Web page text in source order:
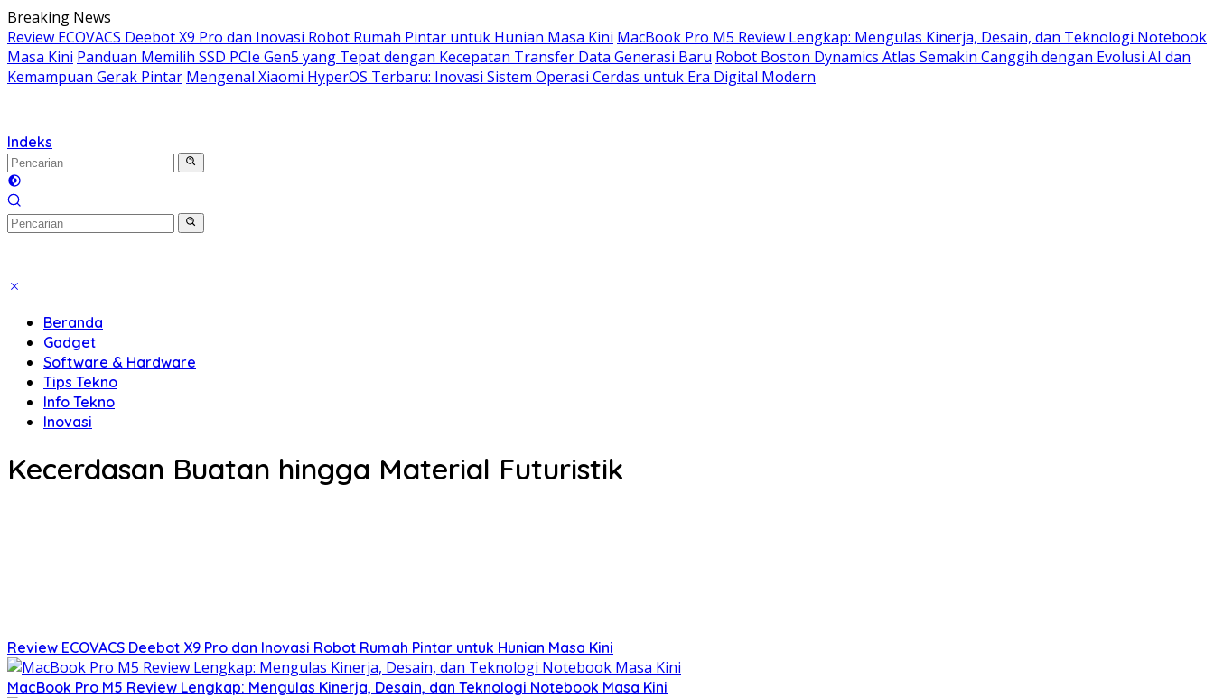
Langsung
ke
konten
Breaking News
Review ECOVACS Deebot X9 Pro dan Inovasi Robot Rumah Pintar untuk Hunian Masa Kini MacBook Pro M5 Review Lengkap: Mengulas Kinerja, Desain, dan Teknologi Notebook
Masa Kini Panduan Memilih SSD PCIe Gen5 yang Tepat dengan Kecepatan Transfer Data Generasi Baru Robot Boston Dynamics Atlas Semakin Canggih dengan Evolusi AI dan
Kemampuan Gerak Pintar Mengenal Xiaomi HyperOS Terbaru: Inovasi Sistem Operasi Cerdas untuk Era Digital Modern
Indeks
Beranda
Gadget
Software & Hardware
Tips Tekno
Info Tekno
Inovasi
Kecerdasan Buatan hingga Material Futuristik
Review ECOVACS Deebot X9 Pro dan Inovasi Robot Rumah Pintar untuk Hunian Masa Kini
MacBook Pro M5 Review Lengkap: Mengulas Kinerja, Desain, dan Teknologi Notebook Masa Kini